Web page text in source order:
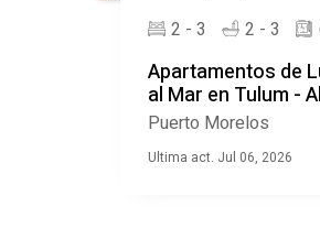
2 - 3 2 - 3
Apartamentos de
al Mar en Tulum -
Puerto Morelos
Ultima act. Jul 06, 2026